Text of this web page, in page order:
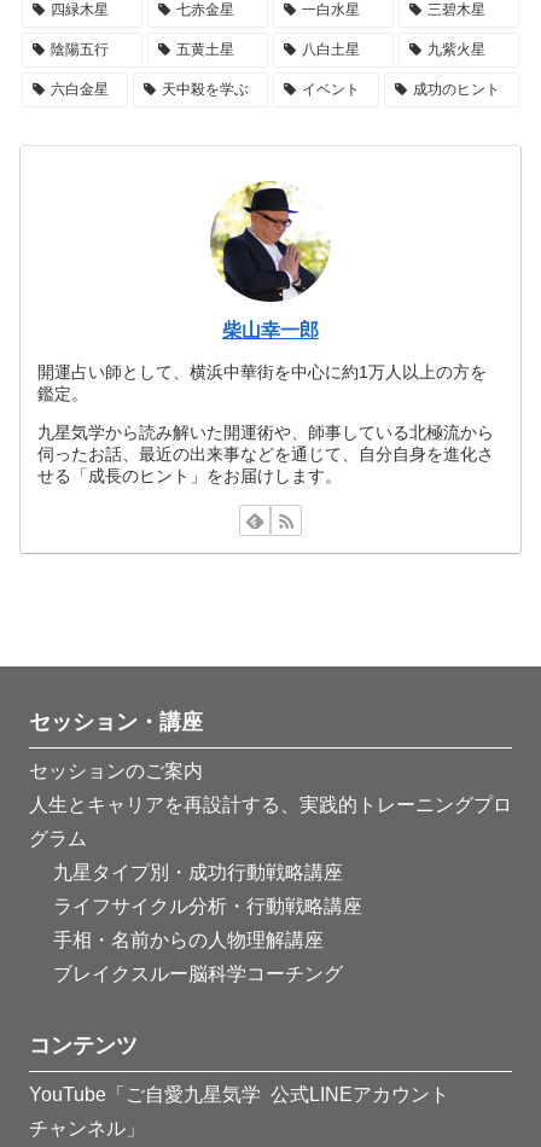
四緑木星 七赤金星 一白水星 三碧木星
陰陽五行 五黄土星 八白土星 九紫火星
六白金星 天中殺を学ぶ イベント 成功のヒント
柴山幸一郎
開運占い師として、横浜中華街を中心に約1万人以上の方を
鑑定。
九星気学から読み解いた開運術や、師事している北極流から
伺ったお話、最近の出来事などを通じて、自分自身を進化さ
せる「成長のヒント」をお届けします。
セッション・講座
セッションのご案内
人生とキャリアを再設計する、実践的トレーニングプロ
グラム
九星タイプ別・成功行動戦略講座
ライフサイクル分析・行動戦略講座
手相・名前からの人物理解講座
ブレイクスルー脳科学コーチング
コンテンツ
YouTube「ご自愛九星気学
チャンネル」
公式LINEアカウント